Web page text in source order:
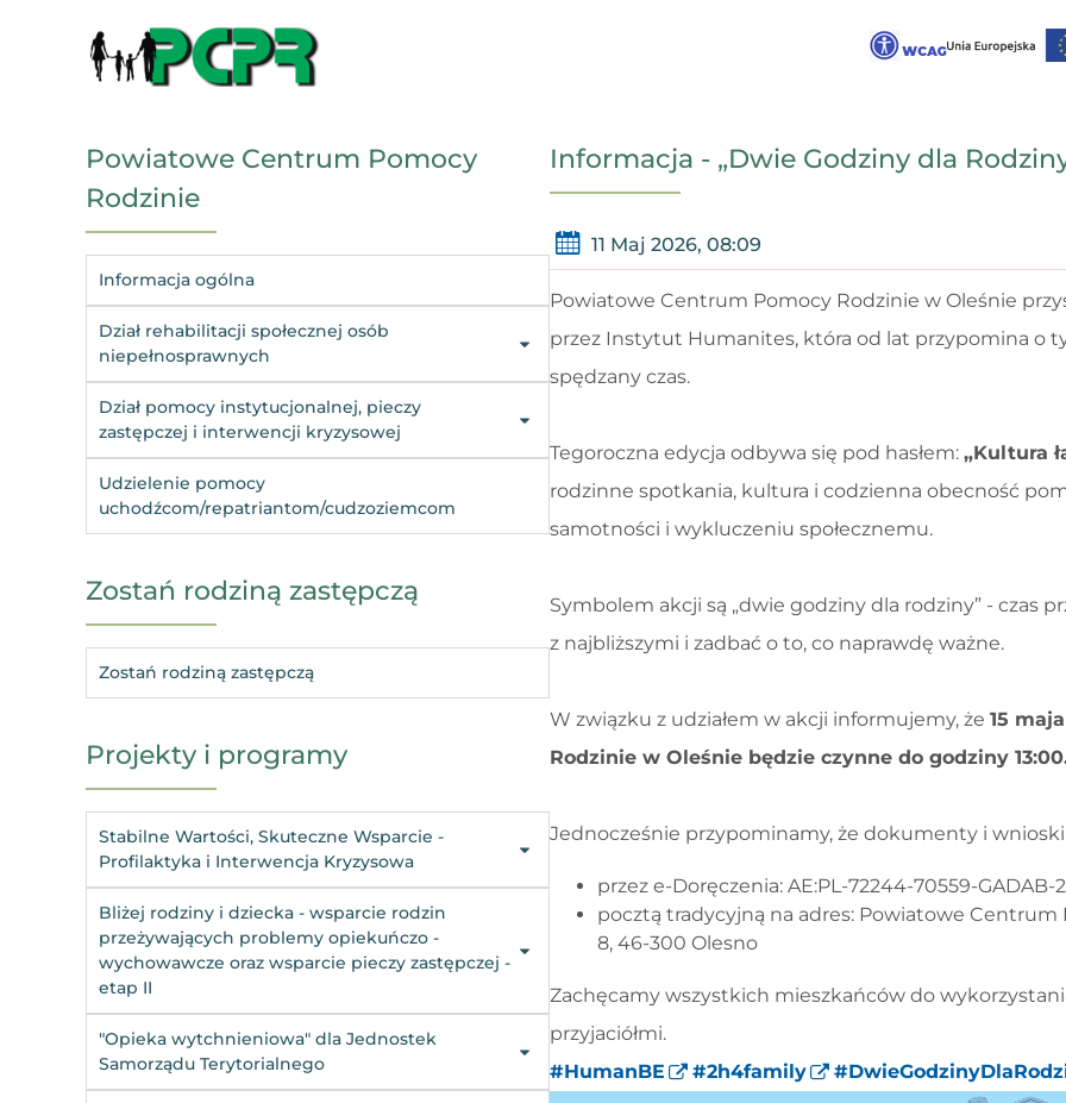
Powiatowe Centrum Pomocy
Rodzinie
Informacja ogólna
Dział rehabilitacji społecznej osób
niepełnosprawnych
Dział pomocy instytucjonalnej, pieczy
zastępczej i interwencji kryzysowej
Udzielenie pomocy
uchodźcom/repatriantom/cudzoziemcom
Zostań rodziną zastępczą
Zostań rodziną zastępczą
Projekty i programy
Stabilne Wartości, Skuteczne Wsparcie -
Profilaktyka i Interwencja Kryzysowa
Bliżej rodziny i dziecka - wsparcie rodzin
przeżywających problemy opiekuńczo -
wychowawcze oraz wsparcie pieczy zastępczej -
etap II
"Opieka wytchnieniowa" dla Jednostek
Samorządu Terytorialnego
Informacja - „Dwie Godziny dla
11 Maj 2026, 08:09
Powiatowe Centrum Pomocy Rodzinie w Oleśnie
przez Instytut Humanites, która od lat przypomina o
spędzany czas.
Tegoroczna edycja odbywa się pod hasłem: „Kultura
rodzinne spotkania, kultura i codzienna obecność
samotności i wykluczeniu społecznemu.
Symbolem akcji są „dwie godziny dla rodziny” - czas
z najbliższymi i zadbać o to, co naprawdę ważne.
W związku z udziałem w akcji informujemy, że 15
Rodzinie w Oleśnie będzie czynne do godziny
Jednocześnie przypominamy, że dokumenty i wnioski
przez e-Doręczenia: AE:PL-72244-70559-GADAB-
pocztą tradycyjną na adres: Powiatowe
8, 46-300 Olesno
Zachęcamy wszystkich mieszkańców do
przyjaciółmi.
#HumanBE
#2h4family